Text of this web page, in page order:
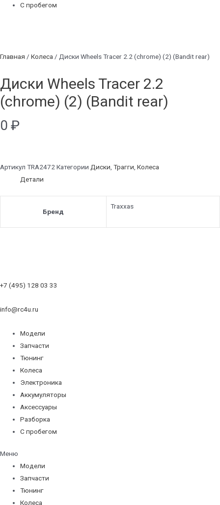
С пробегом
Главная / Колеса / Диски Wheels Tracer 2.2 (chrome) (2) (Bandit rear)
Диски Wheels Tracer 2.2
(chrome) (2) (Bandit rear)
0 ₽
Артикул TRA2472Категории Диски, Трагги, Колеса
Детали
Бренд
Traxxas
+7 (495) 128 03 33
info@rc4u.ru
Модели
Запчасти
Тюнинг
Колеса
Электроника
Аккумуляторы
Аксессуары
Разборка
С пробегом
Меню
Модели
Запчасти
Тюнинг
Колеса